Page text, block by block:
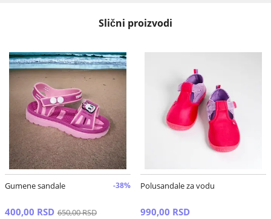
Slični proizvodi
Gumene sandale -38%
400,00 RSD 650,00 RSD
Polusandale za vodu
990,00 RSD